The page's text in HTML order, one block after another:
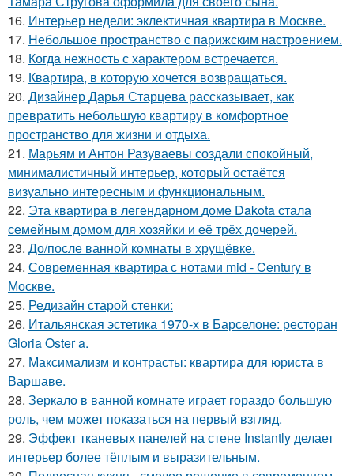
16. Интерьер недели: эклектичная квартира в Москве.
17. Небольшое пространство с парижским настроением.
18. Когда нежность с характером встречается.
19. Квартира, в которую хочется возвращаться.
20. Дизайнер Дарья Старцева рассказывает, как
превратить небольшую квартиру в комфортное
пространство для жизни и отдыха.
21. Марьям и Антон Разуваевы создали спокойный,
минималистичный интерьер, который остаётся
визуально интересным и функциональным.
22. Эта квартира в легендарном доме Dakota стала
семейным домом для хозяйки и её трёх дочерей.
23. До/после ванной комнаты в хрущёвке.
24. Современная квартира с нотами mid - Century в
Москве.
25. Редизайн старой стенки:
26. Итальянская эстетика 1970-х в Барселоне: ресторан
Gloria Oster a.
27. Максимализм и контрасты: квартира для юриста в
Варшаве.
28. Зеркало в ванной комнате играет гораздо большую
роль, чем может показаться на первый взгляд.
29. Эффект тканевых панелей на стене Instantly делает
интерьер более тёплым и выразительным.